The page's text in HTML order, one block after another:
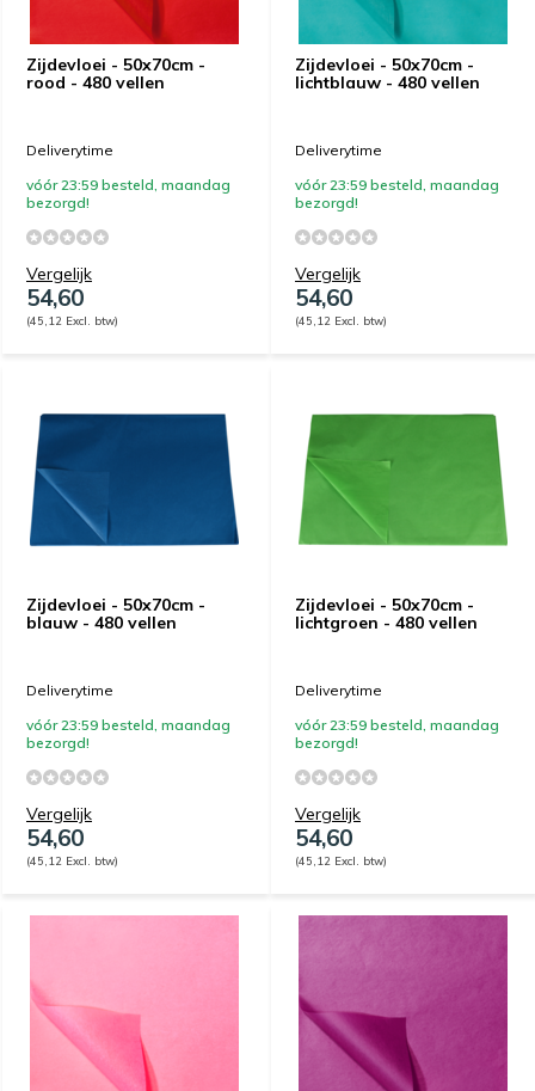
Zijdevloei - 50x70cm -
rood - 480 vellen
Deliverytime
vóór 23:59 besteld, maandag
bezorgd!
Vergelijk
54,60
(45,12 Excl. btw)
Zijdevloei - 50x70cm -
lichtblauw - 480 vellen
Deliverytime
vóór 23:59 besteld, maandag
bezorgd!
Vergelijk
54,60
(45,12 Excl. btw)
Zijdevloei - 50x70cm -
blauw - 480 vellen
Deliverytime
vóór 23:59 besteld, maandag
bezorgd!
Vergelijk
54,60
(45,12 Excl. btw)
Zijdevloei - 50x70cm -
lichtgroen - 480 vellen
Deliverytime
vóór 23:59 besteld, maandag
bezorgd!
Vergelijk
54,60
(45,12 Excl. btw)